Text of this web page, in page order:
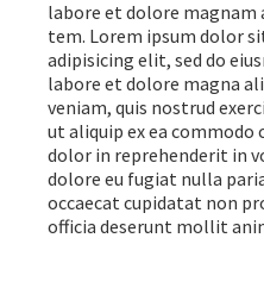
labore et dolore magnam
tem. Lorem ipsum dolor
adipisicing elit, sed do
labore et dolore magna
veniam, quis nostrud
ut aliquip ex ea commodo
dolor in reprehenderit in
dolore eu fugiat nulla
occaecat cupidatat non
officia deserunt mollit